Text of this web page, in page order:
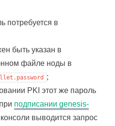
потребуется в
быть указан в
файле ноды в
;
PKI этот же пароль
подписании genesis-
консоли выводится запрос